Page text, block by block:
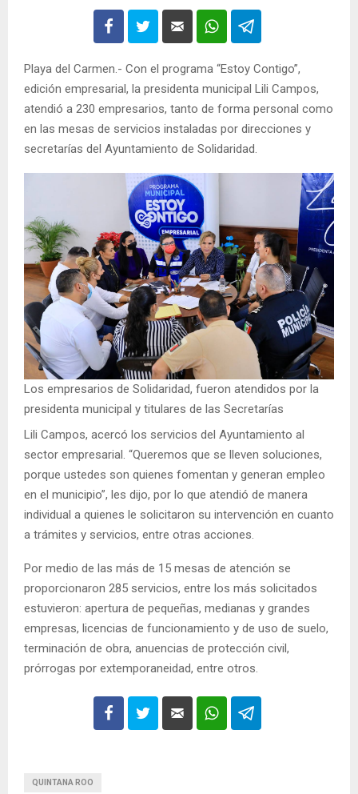
Playa del Carmen.- Con el programa “Estoy Contigo”,
edición empresarial, la presidenta municipal Lili Campos,
atendió a 230 empresarios, tanto de forma personal como
en las mesas de servicios instaladas por direcciones y
secretarías del Ayuntamiento de Solidaridad.
Los empresarios de Solidaridad, fueron atendidos por la
presidenta municipal y titulares de las Secretarías
Lili Campos, acercó los servicios del Ayuntamiento al
sector empresarial. “Queremos que se lleven soluciones,
porque ustedes son quienes fomentan y generan empleo
en el municipio”, les dijo, por lo que atendió de manera
individual a quienes le solicitaron su intervención en cuanto
a trámites y servicios, entre otras acciones.
Por medio de las más de 15 mesas de atención se
proporcionaron 285 servicios, entre los más solicitados
estuvieron: apertura de pequeñas, medianas y grandes
empresas, licencias de funcionamiento y de uso de suelo,
terminación de obra, anuencias de protección civil,
prórrogas por extemporaneidad, entre otros.
QUINTANA ROO